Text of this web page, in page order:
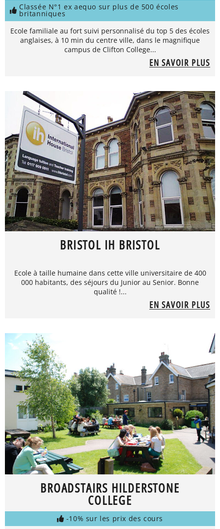
Classée N°1 ex aequo sur plus de 500 écoles
britanniques
Ecole familiale au fort suivi personnalisé du top 5 des écoles
anglaises, à 10 min du centre ville, dans le magnifique
campus de Clifton College...
EN SAVOIR PLUS
BRISTOL IH BRISTOL
Ecole à taille humaine dans cette ville universitaire de 400
000 habitants, des séjours du Junior au Senior. Bonne
qualité !...
EN SAVOIR PLUS
BROADSTAIRS HILDERSTONE
COLLEGE
-10% sur les prix des cours